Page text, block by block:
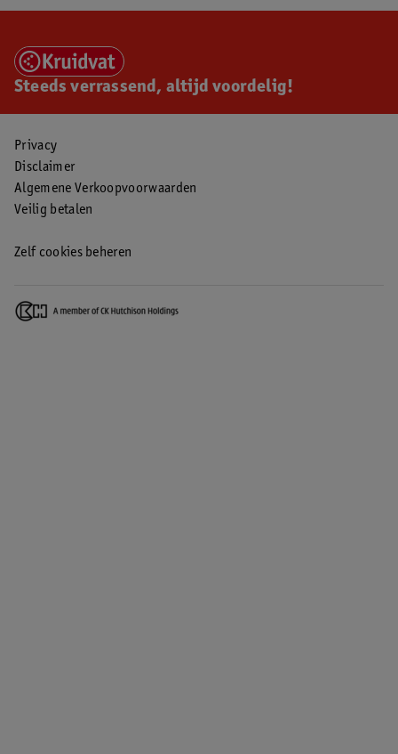
Steeds verrassend, altijd voordelig!
Privacy
Disclaimer
Algemene Verkoopvoorwaarden
Veilig betalen
Zelf cookies beheren